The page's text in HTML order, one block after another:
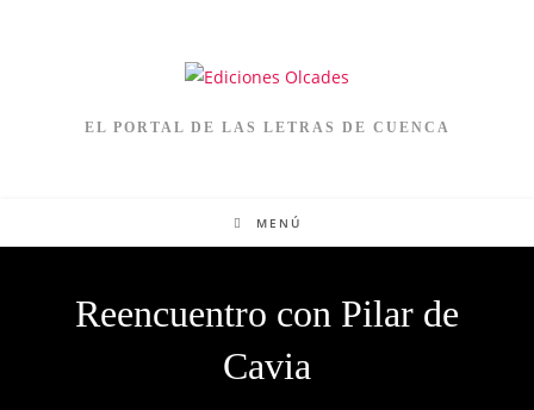
EL PORTAL DE LAS LETRAS DE CUENCA
MENÚ
Reencuentro con Pilar de
Cavia